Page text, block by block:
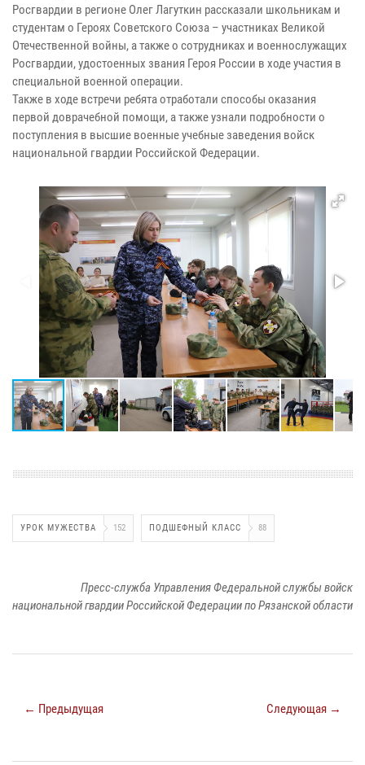
Росгвардии в регионе Олег Лагуткин рассказали школьникам и
студентам о Героях Советского Союза – участниках Великой
Отечественной войны, а также о сотрудниках и военнослужащих
Росгвардии, удостоенных звания Героя России в ходе участия в
специальной военной операции.
Также в ходе встречи ребята отработали способы оказания
первой доврачебной помощи, а также узнали подробности о
поступления в высшие военные учебные заведения войск
национальной гвардии Российской Федерации.
УРОК МУЖЕСТВА 152 ПОДШЕФНЫЙ КЛАСС 88
Пресс-служба Управления Федеральной службы войск
национальной гвардии Российской Федерации по Рязанской области
← Предыдущая Следующая →